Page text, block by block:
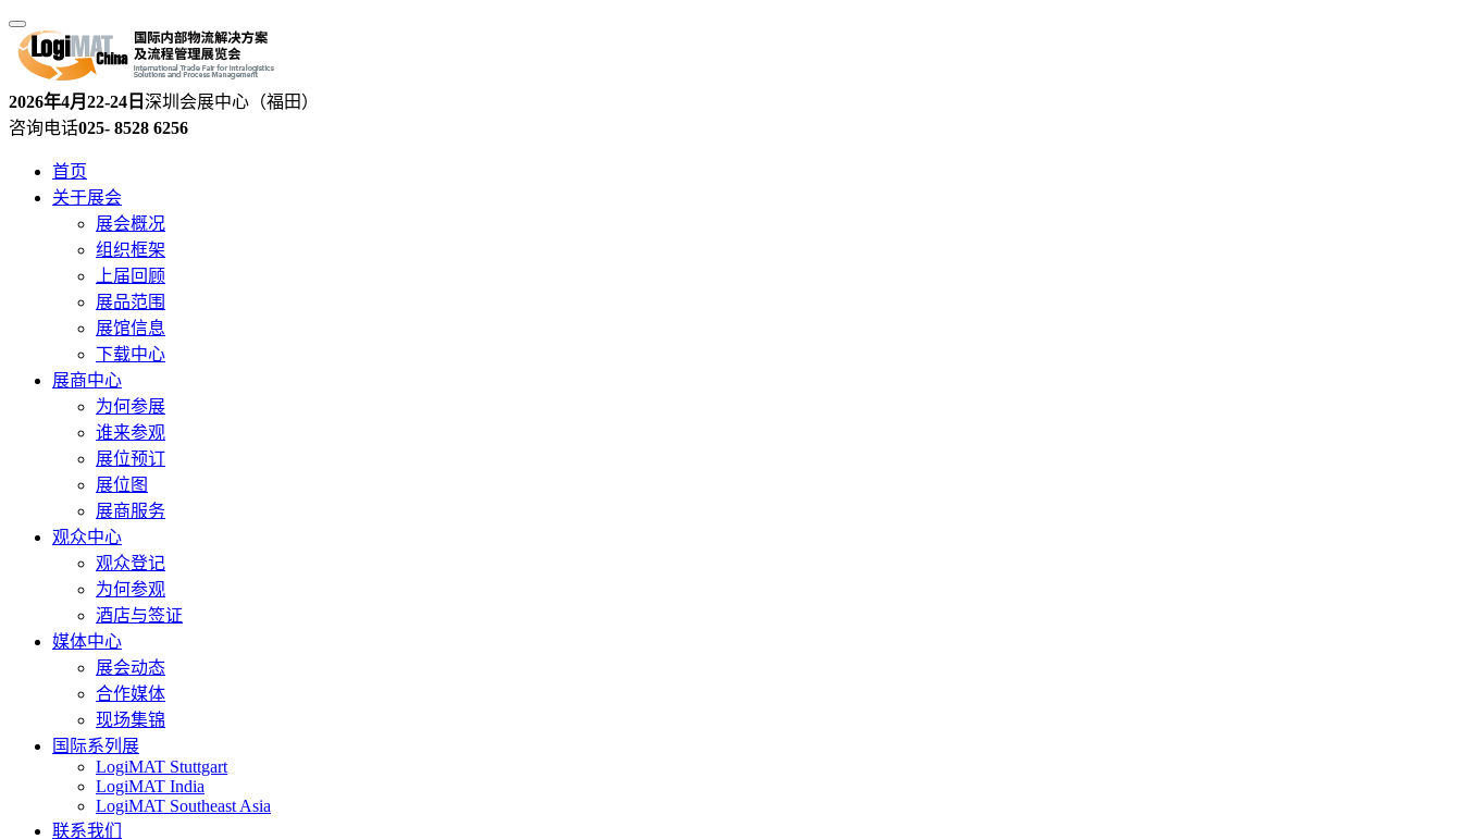
2026年4月22-24日 深圳会展中心（福田）
咨询电话025- 8528 6256
首页
关于展会
展会概况
组织框架
上届回顾
展品范围
展馆信息
下载中心
展商中心
为何参展
谁来参观
展位预订
展位图
展商服务
观众中心
观众登记
为何参观
酒店与签证
媒体中心
展会动态
合作媒体
现场集锦
国际系列展
LogiMAT Stuttgart
LogiMAT India
LogiMAT Southeast Asia
联系我们